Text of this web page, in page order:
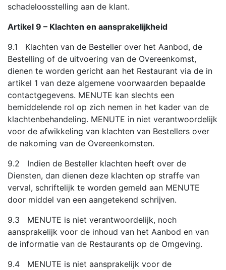
schadeloosstelling aan de klant.
Artikel 9 – Klachten en aansprakelijkheid
9.1 Klachten van de Besteller over het Aanbod, de
Bestelling of de uitvoering van de Overeenkomst,
dienen te worden gericht aan het Restaurant via de in
artikel 1 van deze algemene voorwaarden bepaalde
contactgegevens. MENUTE kan slechts een
bemiddelende rol op zich nemen in het kader van de
klachtenbehandeling. MENUTE in niet verantwoordelijk
voor de afwikkeling van klachten van Bestellers over
de nakoming van de Overeenkomsten.
9.2 Indien de Besteller klachten heeft over de
Diensten, dan dienen deze klachten op straffe van
verval, schriftelijk te worden gemeld aan MENUTE
door middel van een aangetekend schrijven.
9.3 MENUTE is niet verantwoordelijk, noch
aansprakelijk voor de inhoud van het Aanbod en van
de informatie van de Restaurants op de Omgeving.
9.4 MENUTE is niet aansprakelijk voor de